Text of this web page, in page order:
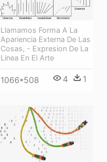
Llamamos Forma A La
Apariencia Externa De Las
Cosas, - Expresion De La
Linea En El Arte
1066*508 4 1